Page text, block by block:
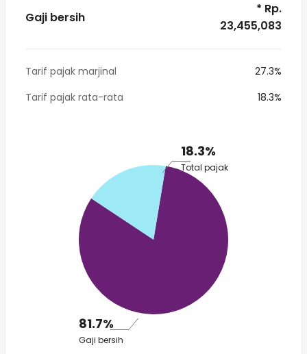
Gaji bersih
* Rp.
23,455,083
Tarif pajak marjinal
27.3%
Tarif pajak rata-rata
18.3%
18.3%
Total pajak
81.7%
Gaji bersih